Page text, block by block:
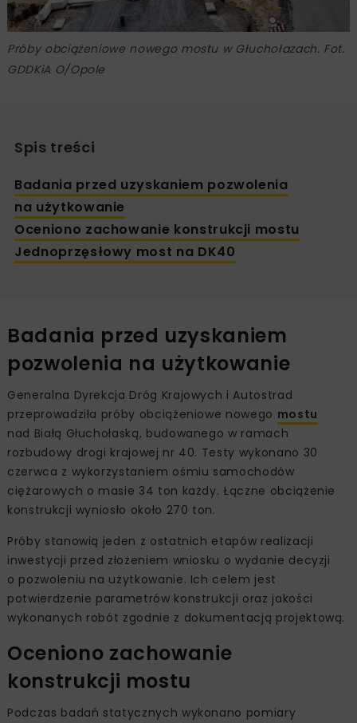
Próby obciążeniowe nowego mostu w Głuchołazach. Fot.
GDDKiA O/Opole
Spis treści
Badania przed uzyskaniem pozwolenia
na użytkowanie
Oceniono zachowanie konstrukcji mostu
Jednoprzęsłowy most na DK40
Badania przed uzyskaniem
pozwolenia na użytkowanie
Generalna Dyrekcja Dróg Krajowych i Autostrad
przeprowadziła próby obciążeniowe nowego mostu
nad Białą Głuchołaską, budowanego w ramach
rozbudowy drogi krajowej nr 40. Testy wykonano 30
czerwca z wykorzystaniem ośmiu samochodów
ciężarowych o masie 34 ton każdy. Łączne obciążenie
konstrukcji wyniosło około 270 ton.
Próby stanowią jeden z ostatnich etapów realizacji
inwestycji przed złożeniem wniosku o wydanie decyzji
o pozwoleniu na użytkowanie. Ich celem jest
potwierdzenie parametrów konstrukcji oraz jakości
wykonanych robót zgodnie z dokumentacją projektową.
Oceniono zachowanie
konstrukcji mostu
Podczas badań statycznych wykonano pomiary